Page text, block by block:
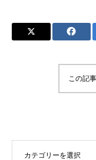
この記